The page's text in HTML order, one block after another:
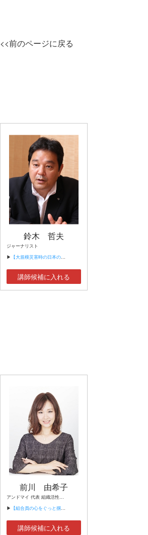
<<前のページに戻る
鈴木 哲夫
ジャーナリスト
▶ 【大規模災害時の日本の危機管理の真実】
講師候補に入れる
前川 由希子
アンドマイ 代表 組織活性化コンサルタント
▶ 【組合員の心をぐっと掴むコミュニケーション術～組合員が「あなたが言うなら」と動き出す３ステップ～】
講師候補に入れる